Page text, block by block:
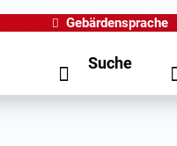
Gebärdensprache
Suche